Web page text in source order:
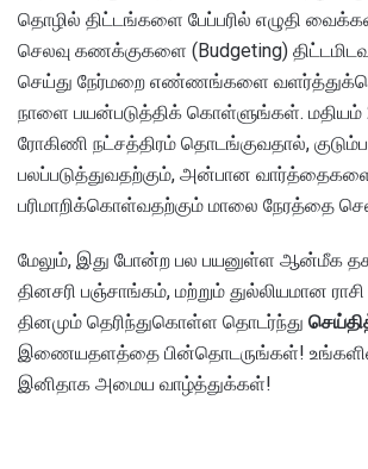
தொழில் திட்டங்களை பேப்பரில் எழுதி
செலவு கணக்குகளை (Budgeting)
செய்து நேர்மறை எண்ணங்களை
நாளை பயன்படுத்திக் கொள்ளுங்கள். மதியம்
ரோகிணி நட்சத்திரம் தொடங்குவதால்,
பலப்படுத்துவதற்கும், அன்பான
பரிமாறிக்கொள்வதற்கும் மாலை நேரத்தை
மேலும், இது போன்ற பல பயனுள்ள ஆன்மீக
தினசரி பஞ்சாங்கம், மற்றும் துல்லியமான
தினமும் தெரிந்துகொள்ள தொடர்ந்து
இணையதளத்தை பின்தொடருங்கள்!
இனிதாக அமைய வாழ்த்துக்கள்!